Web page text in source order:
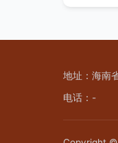
地址：海南
电话：-